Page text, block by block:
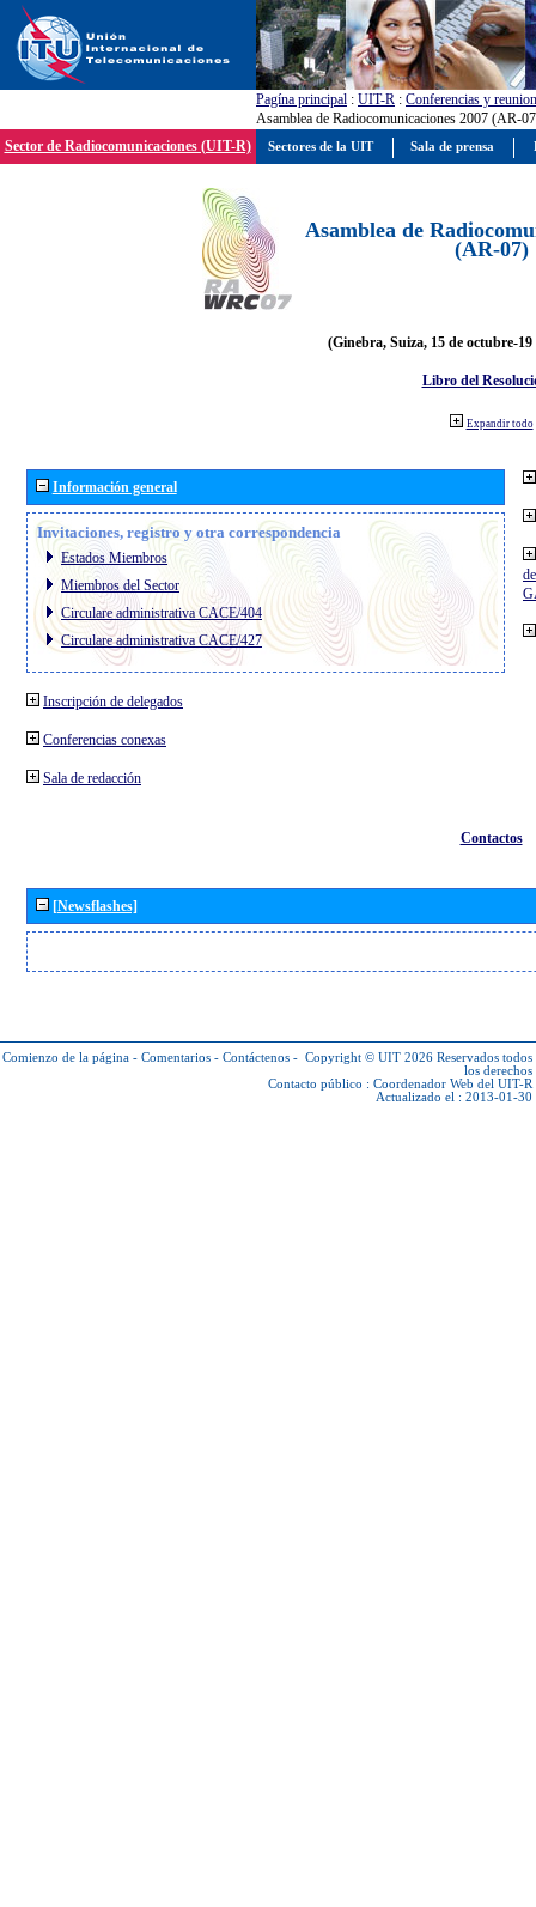
Pagína principal : UIT-R : Conferencias y
Asamblea de Radiocomunicaciones 2007 (AR-
Sector de Radiocomunicaciones (UIT-R)
Asamblea de
(AR-07)
(Ginebra, Suiza, 15 de octubre-19
Libro del
Expandir todo
Información general
Invitaciones, registro y otra correspondencia
Estados Miembros
Miembros del Sector
Circulare administrativa CACE/404
Circulare administrativa CACE/427
Inscripción de delegados
Conferencias conexas
Sala de redacción
Contactos
[Newsflashes]
Comienzo de la página - Comentarios - Contáctenos - Copyright © UIT 2026 Reservados todos
los derechos
Contacto público : Coordenador Web del UIT-R
Actualizado el : 2013-01-30
Sectores de la UIT Sala de prensa